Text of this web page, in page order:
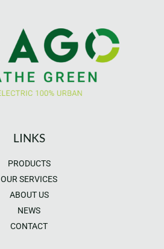
LINKS
PRODUCTS
OUR SERVICES
ABOUT US
NEWS
CONTACT